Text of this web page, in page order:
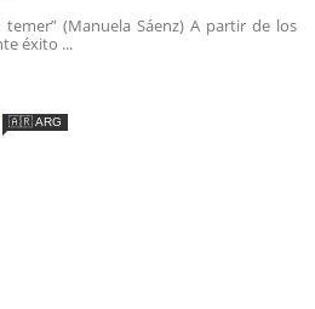
(Manuela Sáenz) A partir de los
éxito ...
🇦🇷 ARG